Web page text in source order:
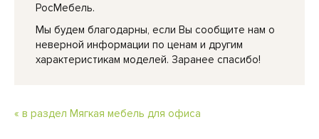
РосМебель.
Мы будем благодарны, если Вы сообщите нам о
неверной информации по ценам и другим
характеристикам моделей. Заранее спасибо!
« в раздел Мягкая мебель для офиса